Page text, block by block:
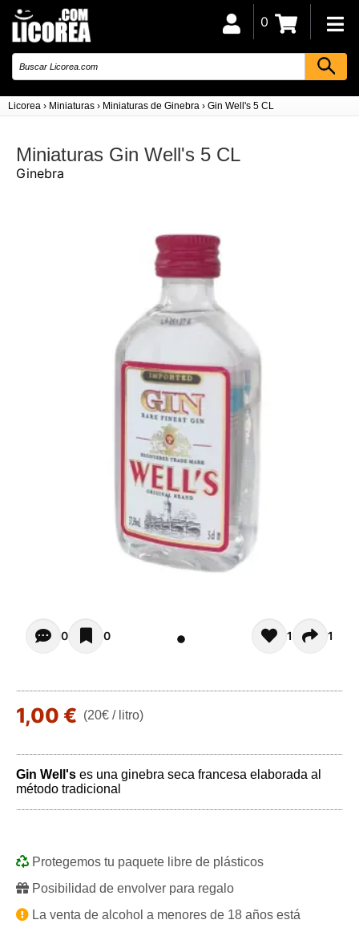
Licorea › Miniaturas › Miniaturas de Ginebra › Gin Well's 5 CL
0
Miniaturas Gin Well's 5 CL
Ginebra
Opiniones de clientes - Actualmente no hay
0 0 1 1
1,00 € (20€ / litro)
Gin Well's es una ginebra seca francesa elaborada al
método tradicional
Protegemos tu paquete libre de plásticos
Posibilidad de envolver para regalo
La venta de alcohol a menores de 18 años está